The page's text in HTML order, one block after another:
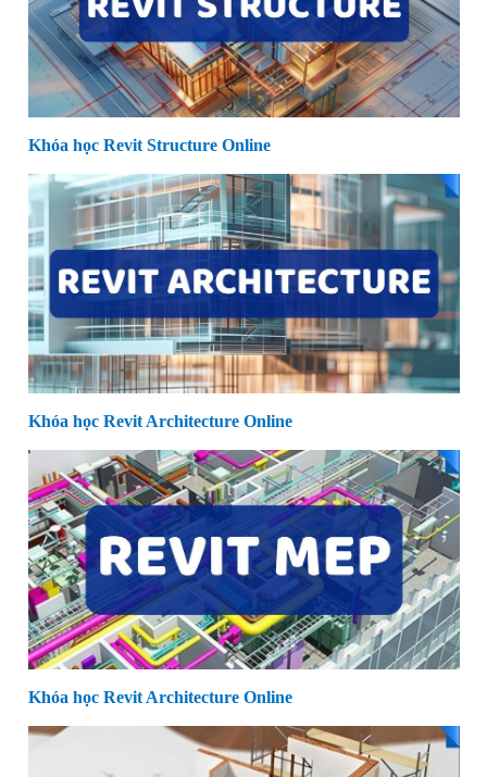
Khóa học Revit Structure Online
Khóa học Revit Architecture Online
Khóa học Revit Architecture Online